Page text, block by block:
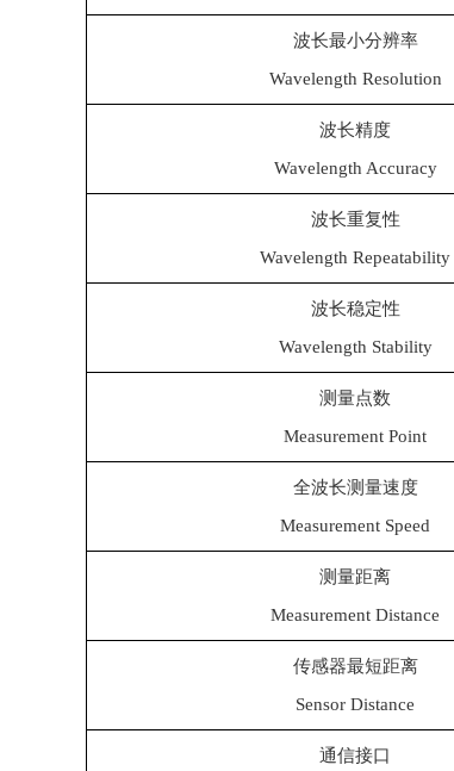
波长最小分辨率
Wavelength Resolution
波长精度
Wavelength Accuracy
波长重复性
Wavelength Repeatability
波长稳定性
Wavelength Stability
测量点数
Measurement Point
全波长测量速度
Measurement Speed
测量距离
Measurement Distance
传感器最短距离
Sensor Distance
通信接口